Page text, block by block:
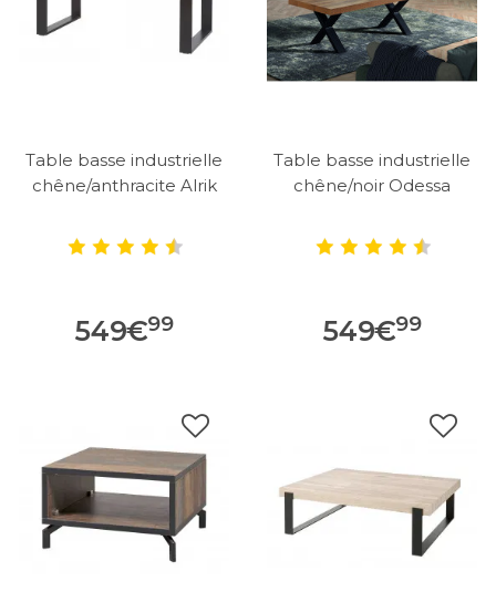
Table basse industrielle
chêne/anthracite Alrik
549€99
Table basse industrielle
chêne/noir Odessa
549€99